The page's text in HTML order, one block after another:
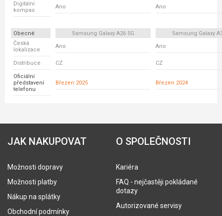
Digitální
kompas
Ano Ano
Obecné Samsung Galaxy A26 5G
Samsung Galaxy
Česká
lokalizace
Ano Ano
Distribuce CZ CZ
Oficiální
představení
telefonu
Březen 2025 Březen 2024
JAK NAKUPOVAT
Možnosti dopravy
Možnosti platby
Nákup na splátky
Obchodní podmínky
O SPOLEČNOSTI
Kariéra
FAQ - nejčastěji pokládané
dotazy
Autorizované servisy